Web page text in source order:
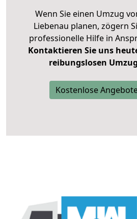
Wenn Sie einen Umzug
Liebenau planen, zögern
professionelle Hilfe in
Kontaktieren Sie uns
reibungslosen Umzug
Kostenlose